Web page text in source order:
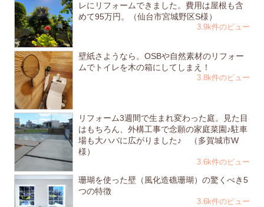
レにリフォームできました。費用は屋根も含
めて95万円。（仙台市宮城野区S様）
3.9k件のビュー
壁紙さようなら。OSBや自然素材のリフォー
ムでトイレを木の箱にしてしまえ！
3.8k件のビュー
リフォーム3週間で生まれ変わった庭。見た目
はもちろん、外構工事で念願の家庭菜園♪駐車
場も大ハバに広がりました♪ （多賀城市W
様）
3.6k件のビュー
珊瑚を使った壁（風化造礁珊瑚）の驚くべき5
つの特徴
3.6k件のビュー